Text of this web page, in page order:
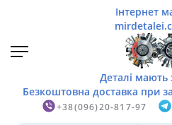
+38(096)20-817-97